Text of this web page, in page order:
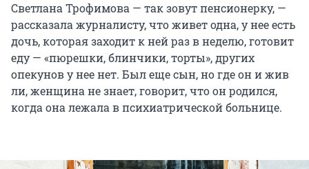
Светлана Трофимова — так зовут пенсионерку, —
рассказала журналисту, что живет одна, у нее есть
дочь, которая заходит к ней раз в неделю, готовит
еду — «пюрешки, блинчики, торты», других
опекунов у нее нет. Был еще сын, но где он и жив
ли, женщина не знает, говорит, что он родился,
когда она лежала в психиатрической больнице.